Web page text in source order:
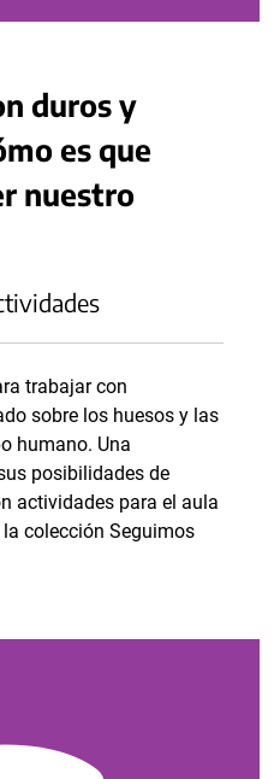
duros y
es que
nuestro
trabajar con
sobre los huesos y las
humano. Una
posibilidades de
actividades para el aula
colección Seguimos